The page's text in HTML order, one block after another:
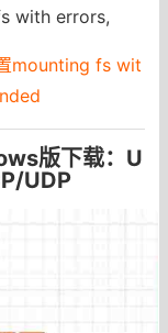
with errors,
mounting fs wit
版下载：U
UDP